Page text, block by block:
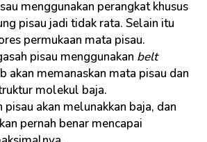
menggunakan perangkat khusus
pisau jadi tidak rata. Selain itu
permukaan mata pisau.
pisau menggunakan belt
akan memanaskan mata pisau dan
molekul baja.
pisau akan melunakkan baja, dan
pernah benar mencapai